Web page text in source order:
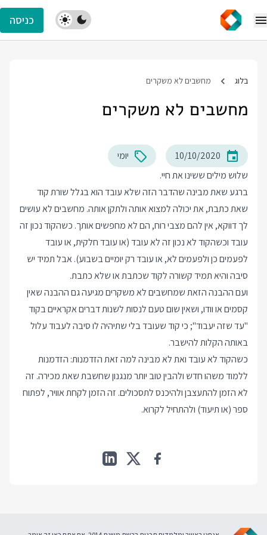
כניסה
בלוג מחשבים לא משקרים
מחשבים לא משקרים
10/10/2020
יומי
שלוש מילים ששינו את חיי.
ברגע שאת מבינה שהדבר הזה שלא עובד הוא בגלל שורת קוד
שאת כתבת, את יכולה למצוא אותה ולתקן אותה. מחשבים לא עושים
לך דווקא, אין להם מצבי רוח, הם לא מחפשים אותך. כשהקוד נכון זה
עובד וכשהקוד לא נכון זה לא עובד (או עובד חלקית, או עובד
לפעמים כן ולפעמים לא, או עובד רק יומיים בשבוע). אבל תמיד יש
סיבה והיא תמיד קשורה לקוד שכתבת או שלא כתבת.
ועם ההבנה הזאת שמחשבים לא משקרים מגיעה גם ההבנה שאין
קסמים או וודו, ושאין שום טעם לנסות לשנות דברים אקראיים בקוד
"עד שזה יעבוד"; כי קוד שעובד בלי שתיהיה לו סיבה לעבוד עלול
באותה הקלות להישבר.
כשהקוד לא עובד ואת לא מבינה למה זאת הזדמנות: הזדמנות
ללמוד משהו חדש ולהבין טוב יותר מנגנון שחשבת שאת מכירה. זה
לא הזמן להתעצבן ולהיכנס לתסכולים. זה הזמן לקחת אוויר, לפתוח
ספר (או תיעוד) ולהתחיל לקרוא.